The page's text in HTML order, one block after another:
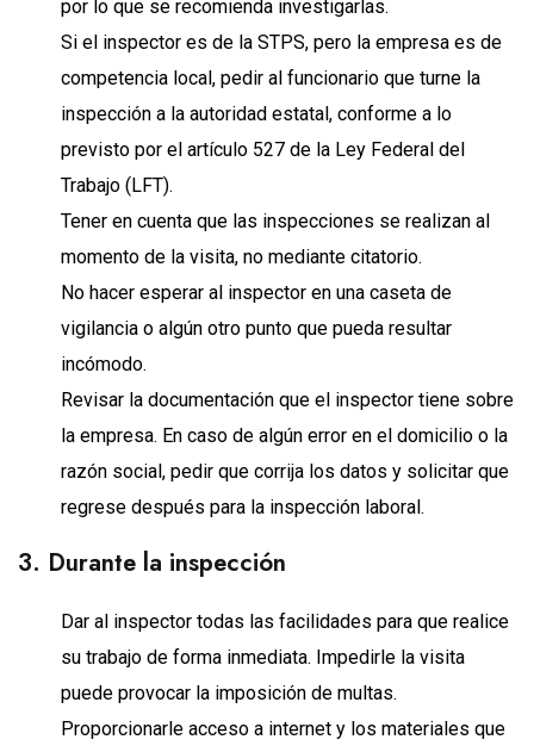
por lo que se recomienda investigarlas.
Si el inspector es de la STPS, pero la empresa es de
competencia local, pedir al funcionario que turne la
inspección a la autoridad estatal, conforme a lo
previsto por el artículo 527 de la Ley Federal del
Trabajo (LFT).
Tener en cuenta que las inspecciones se realizan al
momento de la visita, no mediante citatorio.
No hacer esperar al inspector en una caseta de
vigilancia o algún otro punto que pueda resultar
incómodo.
Revisar la documentación que el inspector tiene sobre
la empresa. En caso de algún error en el domicilio o la
razón social, pedir que corrija los datos y solicitar que
regrese después para la inspección laboral.
3. Durante la inspección
Dar al inspector todas las facilidades para que realice
su trabajo de forma inmediata. Impedirle la visita
puede provocar la imposición de multas.
Proporcionarle acceso a internet y los materiales que